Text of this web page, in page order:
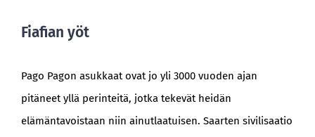
Fiafian yöt
Pago Pagon asukkaat ovat jo yli 3000 vuoden ajan
pitäneet yllä perinteitä, jotka tekevät heidän
elämäntavoistaan niin ainutlaatuisen. Saarten sivilisaatio